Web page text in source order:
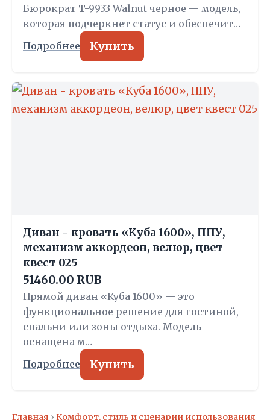
Бюрократ T-9933 Walnut черное — модель,
которая подчеркнет статус и обеспечит…
Подробнее Купить
Диван - кровать «Куба 1600», ППУ,
механизм аккордеон, велюр, цвет
квест 025
51460.00 RUB
Прямой диван «Куба 1600» — это
функциональное решение для гостиной,
спальни или зоны отдыха. Модель
оснащена м…
Подробнее Купить
Главная › Комфорт, стиль и сценарии использования